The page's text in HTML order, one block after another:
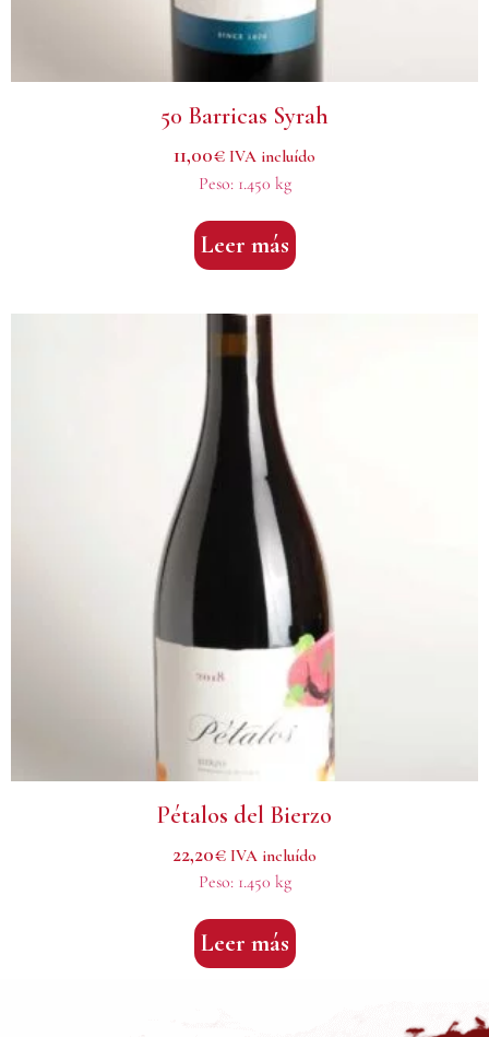
50 Barricas Syrah
11,00€ IVA incluído
Peso:1.450 kg
Leer más
Pétalos del Bierzo
22,20€ IVA incluído
Peso:1.450 kg
Leer más